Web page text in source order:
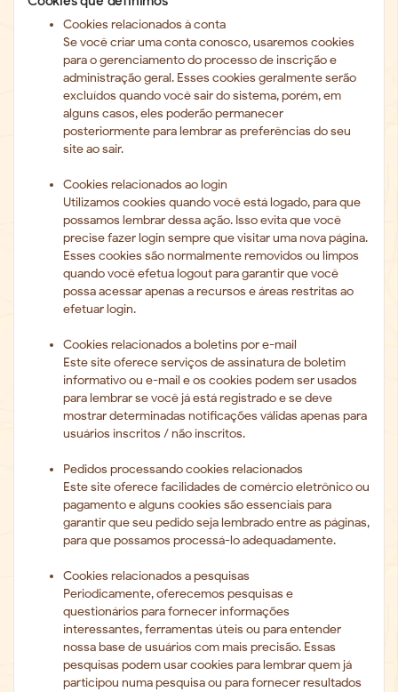
Cookies relacionados à conta
Se você criar uma conta conosco, usaremos cookies
para o gerenciamento do processo de inscrição e
administração geral. Esses cookies geralmente serão
excluídos quando você sair do sistema, porém, em
alguns casos, eles poderão permanecer
posteriormente para lembrar as preferências do seu
site ao sair.
Cookies relacionados ao login
Utilizamos cookies quando você está logado, para que
possamos lembrar dessa ação. Isso evita que você
precise fazer login sempre que visitar uma nova página.
Esses cookies são normalmente removidos ou limpos
quando você efetua logout para garantir que você
possa acessar apenas a recursos e áreas restritas ao
efetuar login.
Cookies relacionados a boletins por e-mail
Este site oferece serviços de assinatura de boletim
informativo ou e-mail e os cookies podem ser usados ​​
para lembrar se você já está registrado e se deve
mostrar determinadas notificações válidas apenas para
usuários inscritos / não inscritos.
Pedidos processando cookies relacionados
Este site oferece facilidades de comércio eletrônico ou
pagamento e alguns cookies são essenciais para
garantir que seu pedido seja lembrado entre as páginas,
para que possamos processá-lo adequadamente.
Cookies relacionados a pesquisas
Periodicamente, oferecemos pesquisas e
questionários para fornecer informações
interessantes, ferramentas úteis ou para entender
nossa base de usuários com mais precisão. Essas
pesquisas podem usar cookies para lembrar quem j
participou numa pesquisa ou para fornecer resultados